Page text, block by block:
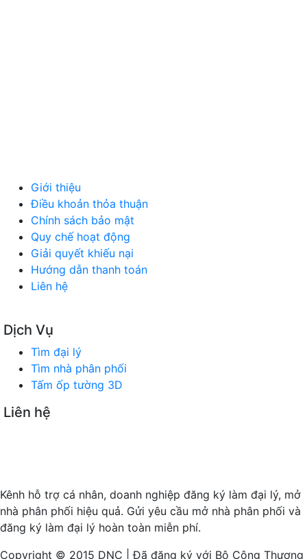
Giới thiệu
Điều khoản thỏa thuận
Chính sách bảo mật
Quy chế hoạt động
Giải quyết khiếu nại
Hướng dẫn thanh toán
Liên hệ
Dịch Vụ
Tìm đại lý
Tìm nhà phân phối
Tấm ốp tường 3D
Liên hệ
Kênh hỗ trợ cá nhân, doanh nghiệp đăng ký làm đại lý, mở
nhà phân phối hiệu quả. Gửi yêu cầu mở nhà phân phối và
đăng ký làm đại lý hoàn toàn miễn phí.
Copyright © 2015 DNC | Đã đăng ký với Bộ Công Thương